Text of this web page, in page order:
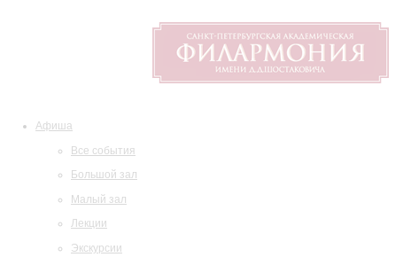
Афиша
Все события
Большой зал
Малый зал
Лекции
Экскурсии